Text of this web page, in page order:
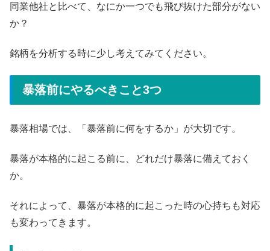
同業他社と比べて、なにか一つでも飛び抜けた部分がない
か？
銘柄を分析する時に少し考えてみてください。
暴落前にやるべきこと3つ
暴落相場では、「暴落前に何をするか」が大切です。
暴落が本格的に起こる前に、どれだけ暴落に備えておく
か。
それによって、暴落が本格的に起こった時の心持ちも対応
も変わってきます。